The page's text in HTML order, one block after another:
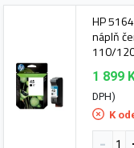
HP
náplň
110/
1 899
DPH)
K